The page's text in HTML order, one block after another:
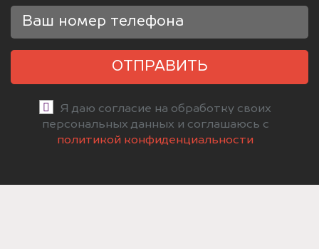
ОТПРАВИТЬ
Я даю согласие на обработку своих
персональных данных и соглашаюсь с
политикой конфиденциальности